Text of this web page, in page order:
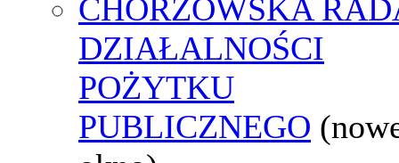
CHORZOWSKA
DZIAŁALNOŚCI
POŻYTKU
PUBLICZNEGO